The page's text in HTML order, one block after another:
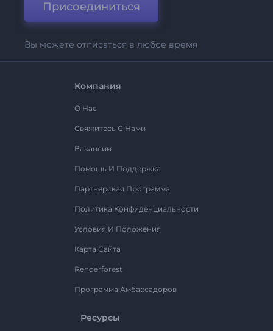
Присоединиться
Вы можете отписаться в любое время
Компания
О Нас
Свяжитесь С Нами
Вакансии
Помощь И Поддержка
Партнерская Программа
Политика Конфиденциальности
Условия И Положения
Карта Сайта
Renderforest
Программа Амбассадоров
Ресурсы